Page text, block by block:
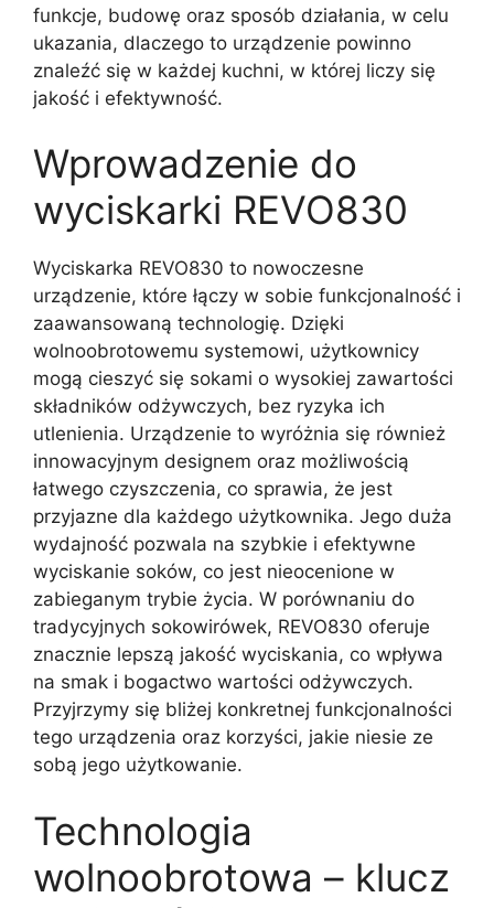
funkcje, budowę oraz sposób działania, w celu
ukazania, dlaczego to urządzenie powinno
znaleźć się w każdej kuchni, w której liczy się
jakość i efektywność.
Wprowadzenie do
wyciskarki REVO830
Wyciskarka REVO830 to nowoczesne
urządzenie, które łączy w sobie funkcjonalność i
zaawansowaną technologię. Dzięki
wolnoobrotowemu systemowi, użytkownicy
mogą cieszyć się sokami o wysokiej zawartości
składników odżywczych, bez ryzyka ich
utlenienia. Urządzenie to wyróżnia się również
innowacyjnym designem oraz możliwością
łatwego czyszczenia, co sprawia, że jest
przyjazne dla każdego użytkownika. Jego duża
wydajność pozwala na szybkie i efektywne
wyciskanie soków, co jest nieocenione w
zabieganym trybie życia. W porównaniu do
tradycyjnych sokowirówek, REVO830 oferuje
znacznie lepszą jakość wyciskania, co wpływa
na smak i bogactwo wartości odżywczych.
Przyjrzymy się bliżej konkretnej funkcjonalności
tego urządzenia oraz korzyści, jakie niesie ze
sobą jego użytkowanie.
Technologia
wolnoobrotowa – klucz